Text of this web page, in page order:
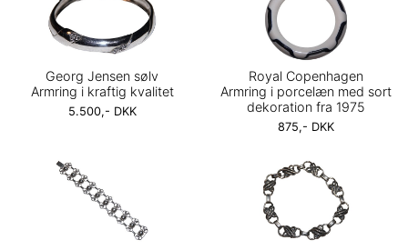
Georg Jensen sølv
Armring i kraftig kvalitet
5.500,- DKK
Royal Copenhagen
Armring i porcelæn med sort
dekoration fra 1975
875,- DKK